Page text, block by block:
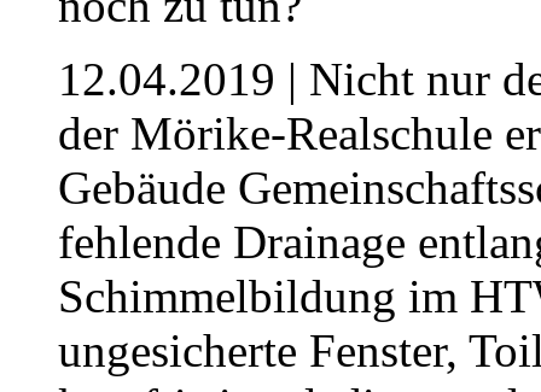
12.04.2019 | Nicht nur
der Mörike-Realschule
Gebäude
fehlende Drainage
Schimmelbildung im
ungesicherte Fenster,